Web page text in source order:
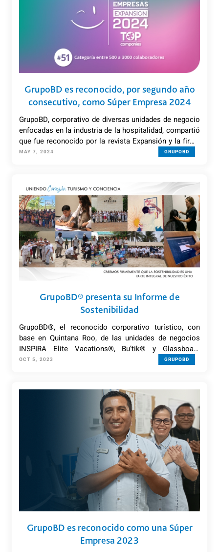
GrupoBD es reconocido, por segundo año
consecutivo, como Súper Empresa 2024
GrupoBD, corporativo de diversas unidades de negocio
enfocadas en la industria de la hospitalidad, compartió
que fue reconocido por la revista Expansión y la firma
TOP Companies en el ranking de Súper Empresas
MAY 7, 2024 GRUPOBD
GrupoBD® presenta su Informe de
Sostenibilidad
GrupoBD®, el reconocido corporativo turístico, con
base en Quintana Roo, de las unidades de negocios
INSPIRA Elite Vacations®, Bu’tik® y Glassboard
Technology®, así como a la exitosa cadena hotelera
OCT 5, 2023 GRUPOBD
GrupoBD es reconocido como una Súper
Empresa 2023